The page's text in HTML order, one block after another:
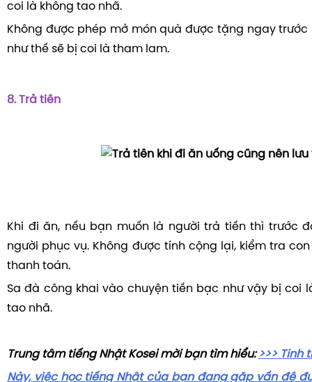
coi là không tao nhã.
Không được phép mở món quà được tặng ngay
như thế sẽ bị coi là tham lam.
8. Trả tiền
Khi đi ăn, nếu bạn muốn là người trả tiền thì trước
người phục vụ. Không được tính cộng lại, kiểm tra
thanh toán.
Sa đà công khai vào chuyện tiền bạc như vậy bị coi
tao nhã.
Trung tâm tiếng Nhật Kosei mời bạn tìm hiểu:>>> Tinh
Này, việc học tiếng Nhật của bạn đang gặp vấn đề